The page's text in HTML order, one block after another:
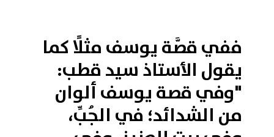
ففي قصَّة يوسف مثلًا كما
يقول الأستاذ سيد قطب:
"وفي قصة يوسف ألوان
من الشدائد؛ في الجُبِّ،